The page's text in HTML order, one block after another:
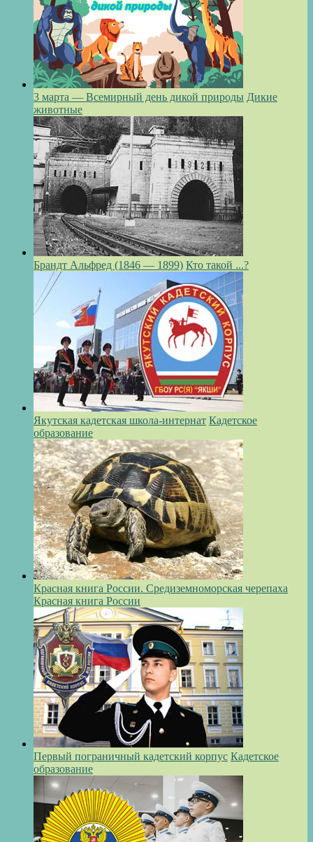
3 марта — Всемирный день дикой природы Дикие
животные
Брандт Альфред (1846 — 1899) Кто такой ...?
Якутская кадетская школа-интернат Кадетское
образование
Красная книга России. Средиземноморская черепаха
Красная книга России
Первый пограничный кадетский корпус Кадетское
образование